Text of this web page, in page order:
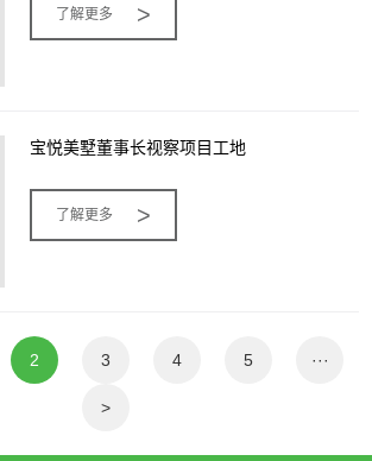
了解更多 >
宝悦美墅董事长视察项目工地
了解更多 >
2 3 4 5 ···
>